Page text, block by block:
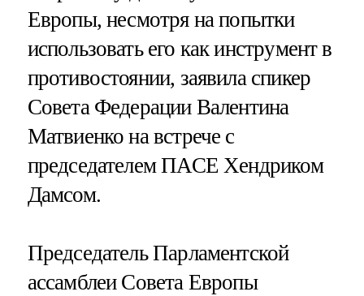
Европы, несмотря на попытки
использовать его как инструмент в
противостоянии, заявила спикер
Совета Федерации Валентина
Матвиенко на встрече с
председателем ПАСЕ Хендриком
Дамсом.
Председатель Парламентской
ассамблеи Совета Европы